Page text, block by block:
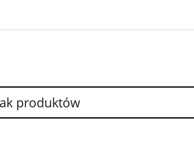
produktów